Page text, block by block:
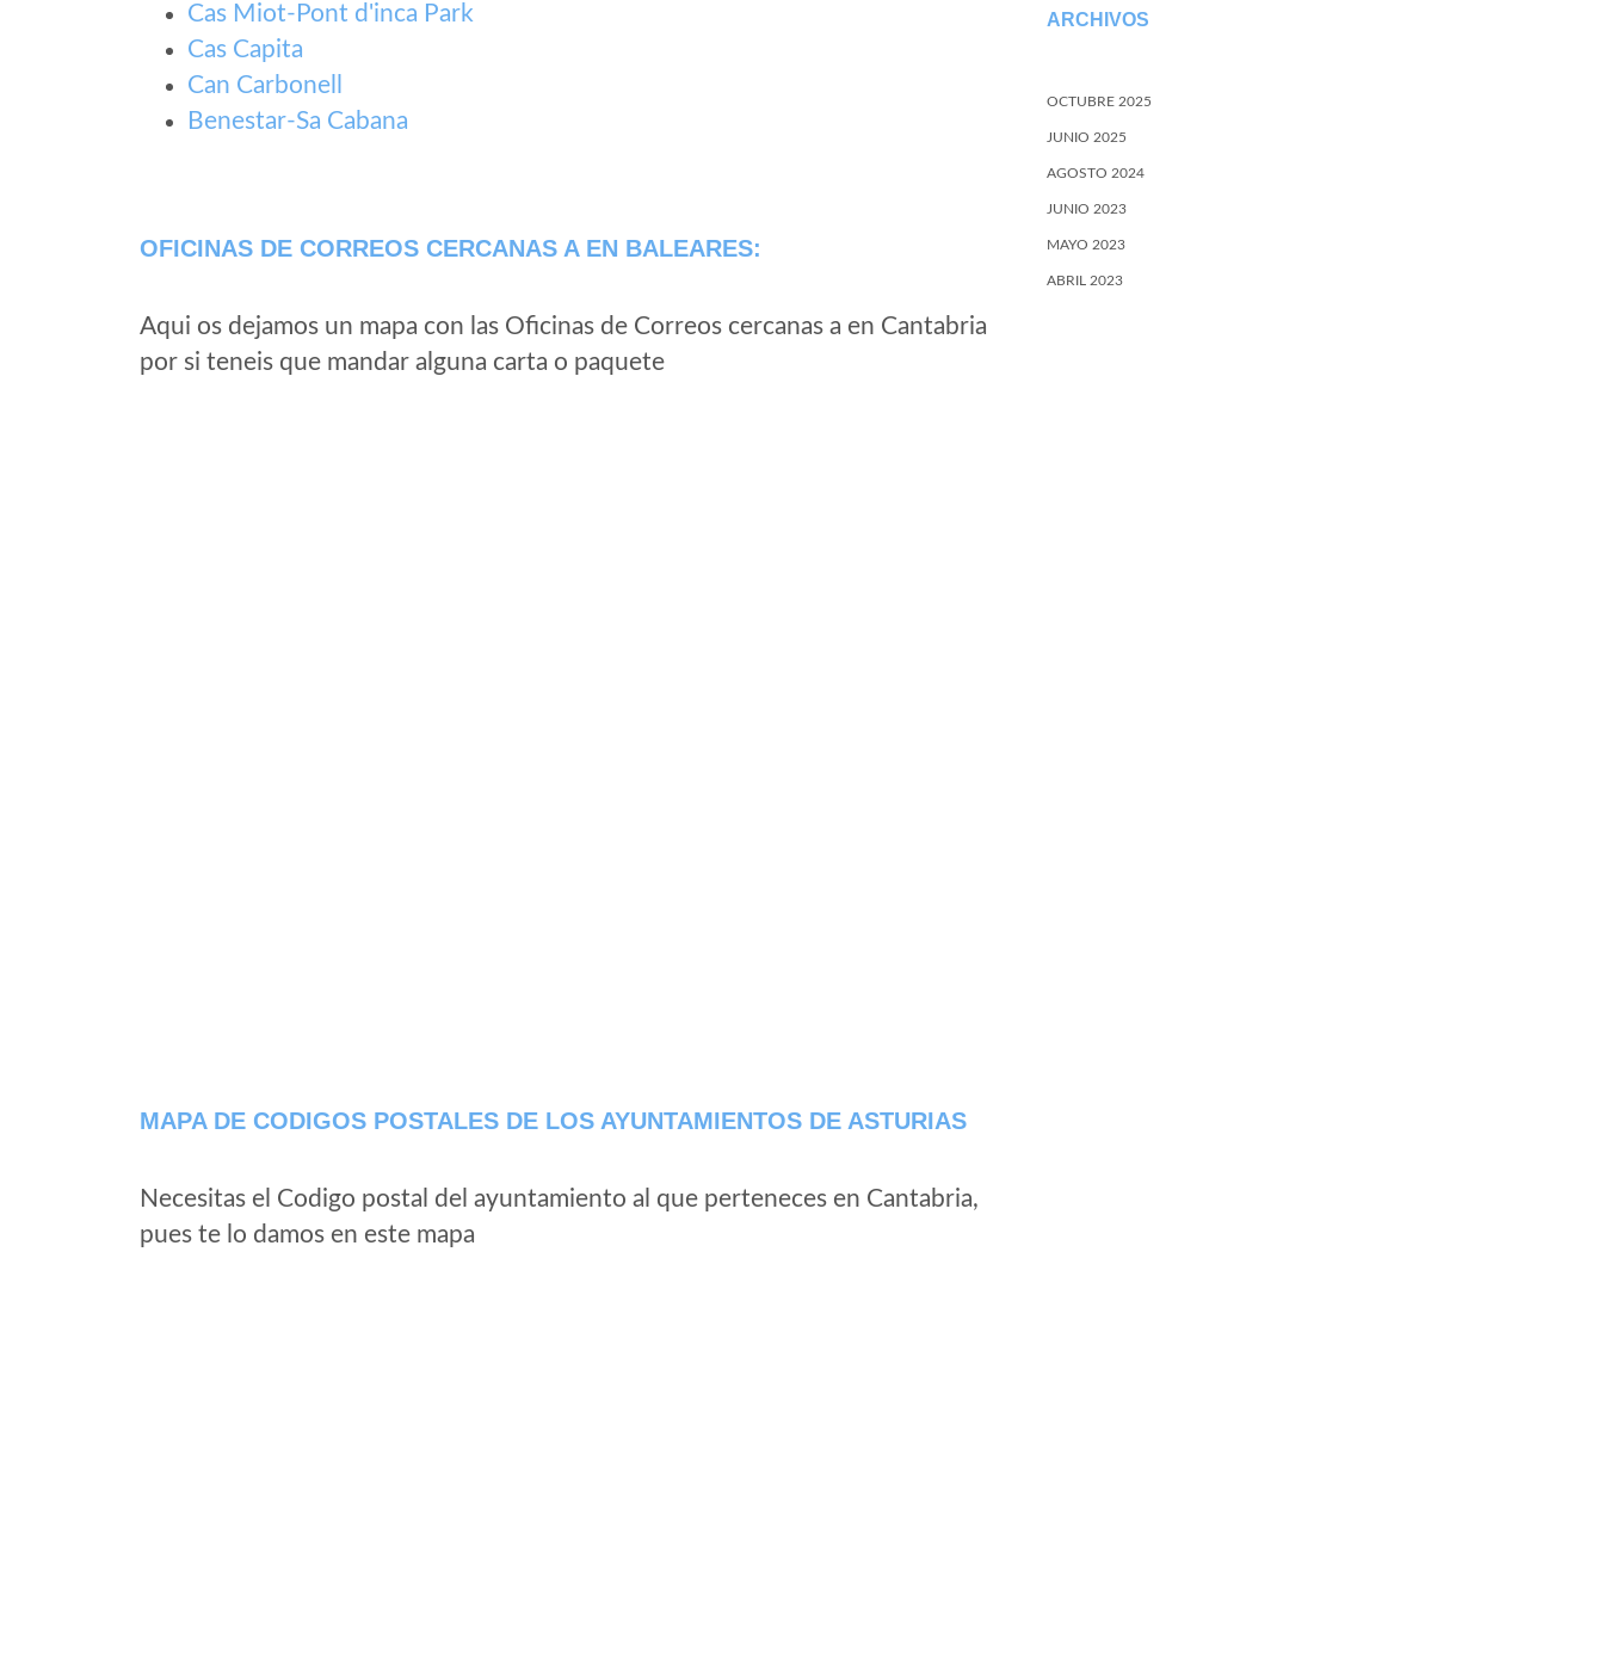
Cas Miot-Pont d'inca Park
Cas Capita
Can Carbonell
Benestar-Sa Cabana
OFICINAS DE CORREOS CERCANAS A EN BALEARES:
Aqui os dejamos un mapa con las Oficinas de Correos cercanas a en Cantabria
por si teneis que mandar alguna carta o paquete
MAPA DE CODIGOS POSTALES DE LOS AYUNTAMIENTOS DE ASTURIAS
Necesitas el Codigo postal del ayuntamiento al que perteneces en Cantabria,
pues te lo damos en este mapa
ARCHIVOS
OCTUBRE 2025
JUNIO 2025
AGOSTO 2024
JUNIO 2023
MAYO 2023
ABRIL 2023